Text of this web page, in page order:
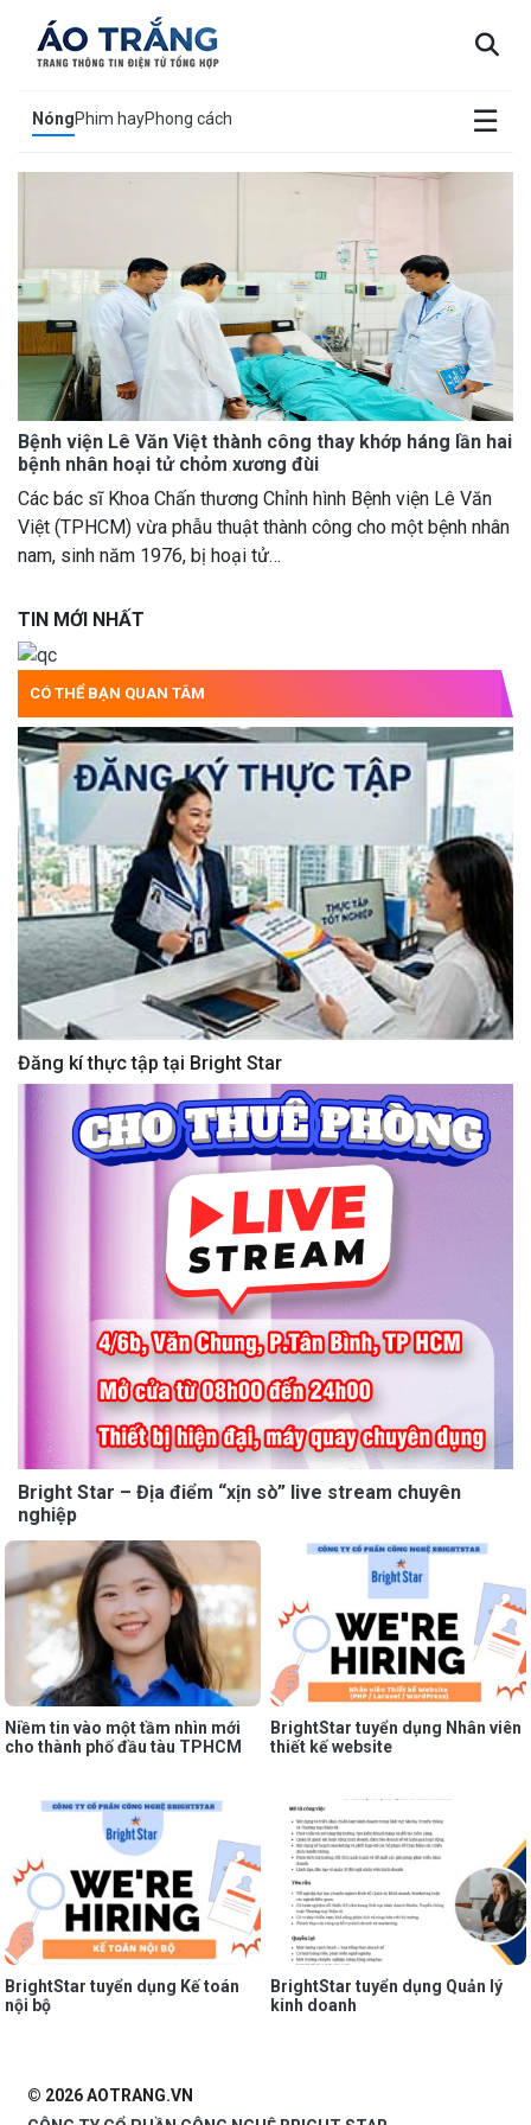
NóngPhim hayPhong cách ☰
×
Bệnh viện Lê Văn Việt thành công thay khớp háng lần hai
bệnh nhân hoại tử chỏm xương đùi
Các bác sĩ Khoa Chấn thương Chỉnh hình Bệnh viện Lê Văn
Việt (TPHCM) vừa phẫu thuật thành công cho một bệnh nhân
nam, sinh năm 1976, bị hoại tử…
TIN MỚI NHẤT
CÓ THỂ BẠN QUAN TÂM
Đăng kí thực tập tại Bright Star
Bright Star – Địa điểm “xịn sò” live stream chuyên
nghiệp
Niềm tin vào một tầm nhìn mới
cho thành phố đầu tàu TPHCM
BrightStar tuyển dụng Nhân viên
thiết kế website
BrightStar tuyển dụng Kế toán
nội bộ
BrightStar tuyển dụng Quản lý
kinh doanh
© 2026 AOTRANG.VN